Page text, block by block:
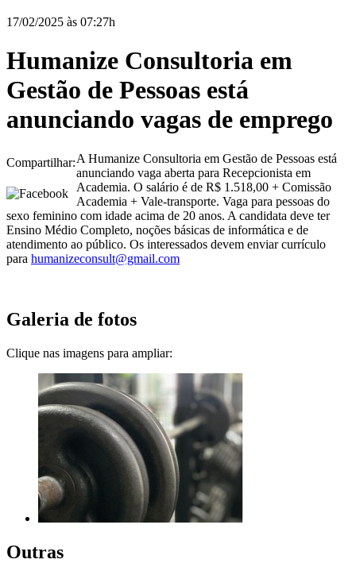
17/02/2025 às 07:27h
Humanize Consultoria em
Gestão de Pessoas está
anunciando vagas de emprego
Compartilhar:A Humanize Consultoria em Gestão de Pessoas está
anunciando vaga aberta para Recepcionista em
Academia. O salário é de R$ 1.518,00 + Comissão
Academia + Vale-transporte. Vaga para pessoas do
sexo feminino com idade acima de 20 anos. A candidata deve ter
Ensino Médio Completo, noções básicas de informática e de
atendimento ao público. Os interessados devem enviar currículo
para humanizeconsult@gmail.com
Galeria de fotos
Clique nas imagens para ampliar:
Outras